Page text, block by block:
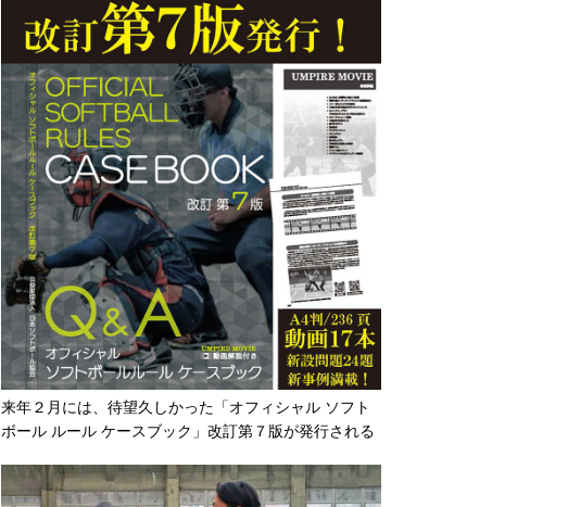
来年２月には、待望久しかった「オフィシャル ソフト
ボール ルール ケースブック」改訂第７版が発行される